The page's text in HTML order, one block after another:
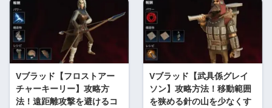
Vブラッド【フロストアー
チャーキーリー】攻略方
法！遠距離攻撃を避けるコ
Vブラッド【武具係グレイ
ソン】攻略方法！移動範囲
を狭める針の山を少なくす